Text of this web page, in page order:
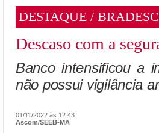
DESTAQUE /
Descaso com a
Banco intensificou a
não possui vigilância
01/11/2022 às 12:43
Ascom/SEEB-MA